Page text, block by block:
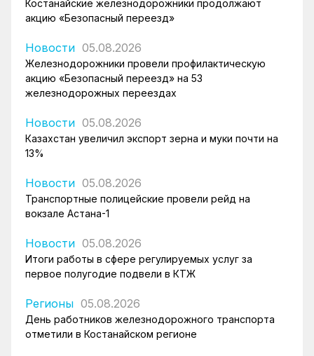
Костанайские железнодорожники продолжают
акцию «Безопасный переезд»
Новости 05.08.2026
Железнодорожники провели профилактическую
акцию «Безопасный переезд» на 53
железнодорожных переездах
Новости 05.08.2026
Казахстан увеличил экспорт зерна и муки почти на
13%
Новости 05.08.2026
Транспортные полицейские провели рейд на
вокзале Астана-1
Новости 05.08.2026
Итоги работы в сфере регулируемых услуг за
первое полугодие подвели в КТЖ
Регионы 05.08.2026
День работников железнодорожного транспорта
отметили в Костанайском регионе